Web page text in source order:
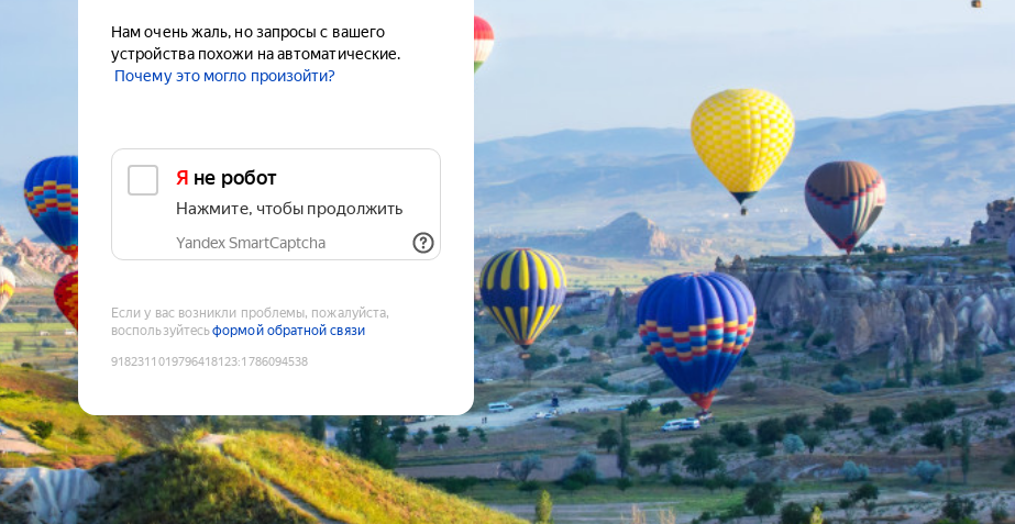
Нам очень жаль, но запросы с вашего
устройства похожи на автоматические.
Почему это могло произойти?
Я не робот
Нажмите, чтобы продолжить
Yandex SmartCaptcha
Если у вас возникли проблемы, пожалуйста,
воспользуйтесьформой обратной связи
9182311019796418123:1786094538